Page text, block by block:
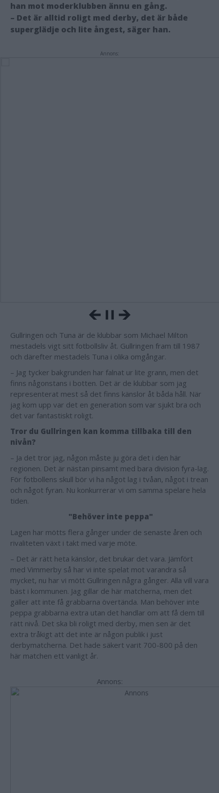
han mot moderklubben ännu en gång.
– Det är alltid roligt med derby, det är både
superglädje och lite ångest, säger han.
Annons:
Gullringen och Tuna är de klubbar som Michael Milton
mestadels vigt sitt fotbollsliv åt. Gullringen fram till 1987
och därefter mestadels Tuna i olika omgångar.
– Jag tycker bakgrunden har falnat ur lite grann, men det
finns någonstans i botten. Det är de klubbar som jag
representerat mest så det finns känslor åt båda håll. När
jag kom upp var det en generation som var sjukt bra och
det var fantastiskt roligt.
Tror du Gullringen kan komma tillbaka till den
nivån?
– Ja det tror jag, någon måste ju göra det i den här
regionen. Det är nästan pinsamt med bara division fyra-lag.
För fotbollens skull bör vi ha något lag i tvåan, något i trean
och något fyran. Nu konkurrerar vi om samma spelare hela
tiden.
"Behöver inte peppa"
Lagen har mötts flera gånger under de senaste åren och
rivaliteten växt i takt med varje möte.
– Det är rätt heta känslor, det brukar det vara. Jämfört
med Vimmerby så har vi inte spelat mot varandra så
mycket, nu har vi mött Gullringen några gånger. Alla vill vara
bäst i kommunen. Jag gillar de här matcherna, men det
gäller att inte få grabbarna övertända. Man behöver inte
peppa grabbarna extra utan det handlar om att få dem till
rätt nivå. Det ska bli roligt med derby, men sen är det
extra tråkigt att det inte är någon publik i just
derbymatcherna. Det hade säkert varit 700-800 på den
här matchen ett vanligt år.
Annons: